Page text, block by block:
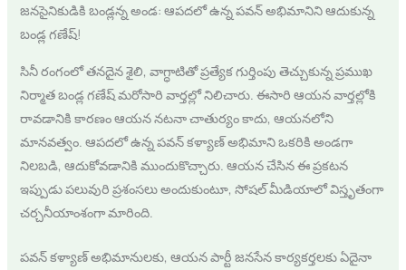
జనసైనికుడికి బండ్లన్న అండ: ఆపదలో ఉన్న పవన్ అభిమానిని ఆదుకున్న
బండ్ల గణేష్!
సినీ రంగంలో తనదైన శైలి, వాగ్ధాటితో ప్రత్యేక గుర్తింపు తెచ్చుకున్న ప్రముఖ
నిర్మాత బండ్ల గణేష్ మరోసారి వార్తల్లో నిలిచారు. ఈసారి ఆయన వార్తల్లోకి
రావడానికి కారణం ఆయన నటనా చాతుర్యం కాదు, ఆయనలోని
మానవత్వం. ఆపదలో ఉన్న పవన్ కళ్యాణ్ అభిమాని ఒకరికి అండగా
నిలబడి, ఆదుకోవడానికి ముందుకొచ్చారు. ఆయన చేసిన ఈ ప్రకటన
ఇప్పుడు పలువురి ప్రశంసలు అందుకుంటూ, సోషల్ మీడియాలో విస్తృతంగా
చర్చనీయాంశంగా మారింది.
పవన్ కళ్యాణ్ అభిమానులకు, ఆయన పార్టీ జనసేన కార్యకర్తలకు ఏదైనా